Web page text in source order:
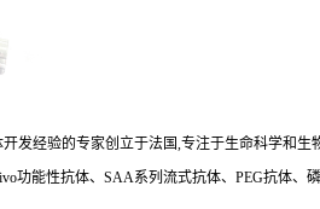
开发经验的专家创立于法国,专注于生命科学和
功能性抗体、SAA系列流式抗体、PEG抗体、